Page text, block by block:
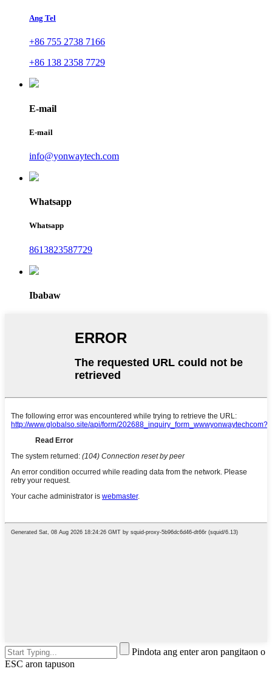
Ang Tel
+86 755 2738 7166
+86 138 2358 7729
E-mail
E-mail
info@yonwaytech.com
Whatsapp
Whatsapp
8613823587729
Ibabaw
Pindota ang enter aron pangitaon o
ESC aron tapuson